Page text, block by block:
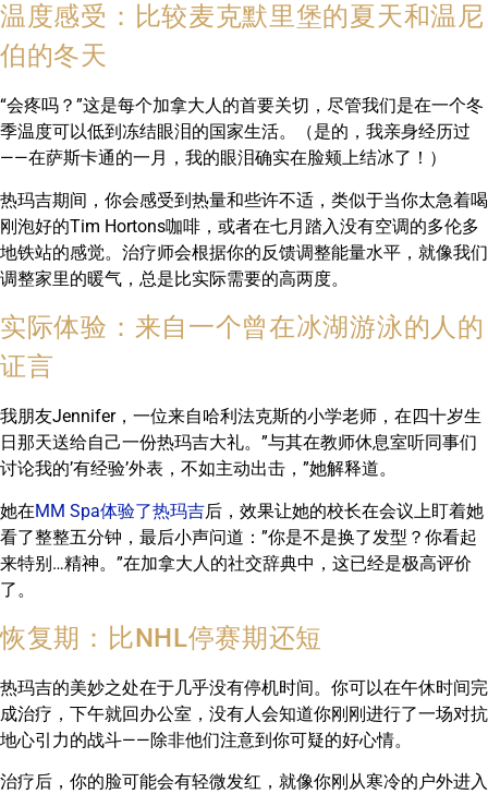
温度感受：比较麦克默里堡的夏天和温尼
伯的冬天
“会疼吗？”这是每个加拿大人的首要关切，尽管我们是在一个冬
季温度可以低到冻结眼泪的国家生活。（是的，我亲身经历过
——在萨斯卡通的一月，我的眼泪确实在脸颊上结冰了！）
热玛吉期间，你会感受到热量和些许不适，类似于当你太急着喝
刚泡好的Tim Hortons咖啡，或者在七月踏入没有空调的多伦多
地铁站的感觉。治疗师会根据你的反馈调整能量水平，就像我们
调整家里的暖气，总是比实际需要的高两度。
实际体验：来自一个曾在冰湖游泳的人的
证言
我朋友Jennifer，一位来自哈利法克斯的小学老师，在四十岁生
日那天送给自己一份热玛吉大礼。”与其在教师休息室听同事们
讨论我的’有经验’外表，不如主动出击，”她解释道。
她在MM Spa体验了热玛吉后，效果让她的校长在会议上盯着她
看了整整五分钟，最后小声问道：”你是不是换了发型？你看起
来特别…精神。”在加拿大人的社交辞典中，这已经是极高评价
了。
恢复期：比NHL停赛期还短
热玛吉的美妙之处在于几乎没有停机时间。你可以在午休时间完
成治疗，下午就回办公室，没有人会知道你刚刚进行了一场对抗
地心引力的战斗——除非他们注意到你可疑的好心情。
治疗后，你的脸可能会有轻微发红，就像你刚从寒冷的户外进入